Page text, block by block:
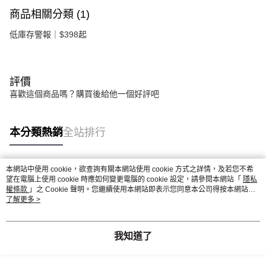
商品相關分類 (1)
低庫存警報｜$398起
評價
喜歡這個商品嗎？購買後給他一個好評吧
本分類熱銷全站排行
熱門標籤
本網站中使用 cookie，欲查詢有關本網站使用 cookie 方式之詳情，及若您不希
望在電腦上使用 cookie 時應如何變更電腦的 cookie 設定，請參閱本網站「 隱私
權條款 」之 Cookie 聲明。您繼續使用本網站即表示您同意本公司得按本網站使
用條款之 Cookie 聲明使用 cookie。
了解更多 >
我知道了